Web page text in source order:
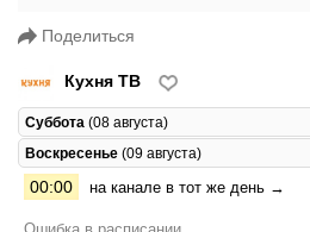
Поделиться
Кухня ТВ
Суббота (08 августа)
Воскресенье (09 августа)
00:00 на канале в тот же день →